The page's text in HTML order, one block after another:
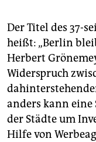
Der Titel des 37-
heißt: „Berlin
Herbert
Widerspruch
anders kann eine
der Städte um
Hilfe von